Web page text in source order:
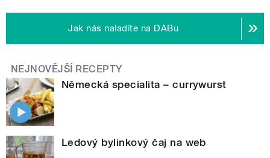
Jak nás naladíte na DABu
NEJNOVĚJŠÍ RECEPTY
Německá specialita – currywurst
Ledový bylinkový čaj na web